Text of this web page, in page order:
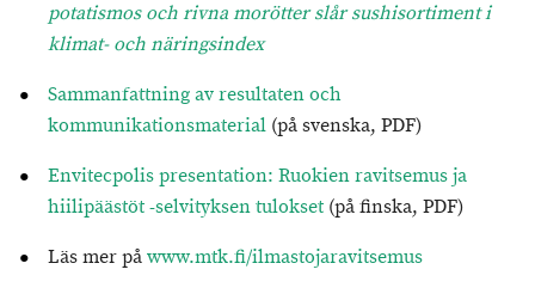
potatismos och rivna morötter slår sushisortiment i
klimat- och näringsindex
Sammanfattning av resultaten och
kommunikationsmaterial (på svenska, PDF)
Envitecpolis presentation: Ruokien ravitsemus ja
hiilipäästöt -selvityksen tulokset (på finska, PDF)
Läs mer påwww.mtk.fi/ilmastojaravitsemus